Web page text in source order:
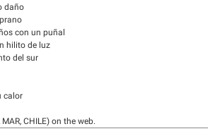
daño
con un puñal
hilito de luz
del sur
calor
CHILE) on the web.